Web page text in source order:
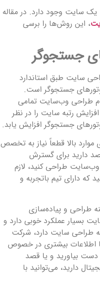
سایت وجود دارد. در مقاله
، این روش‌ها را برسی
جستجوگر
سایت طبق استاندارد
جستجوگر است.
طراحی وب‌سایت تمامی
رتبه سایت را در نظر
جستجوگر افزایش یابد.
بالا قطعاً نیاز به تخصص
دارید برای گسترش
طراحی کنید، لازم
که دارای تیم باتجربه و
طراحی و پیاده‌سازی
بسیار عملکرد خوبی دارد و
زمینه طراحی سایت دارد، شرکت
اطلاعات بیشتری در خصوص
بیاورید و یا قصد
دارید، می‌توانید با